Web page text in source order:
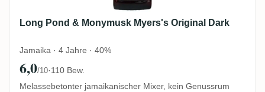
Long Pond & Monymusk Myers's Original Dark
Jamaika · 4 Jahre · 40%
6,0/10·110 Bew.
Melassebetonter jamaikanischer Mixer, kein Genussrum